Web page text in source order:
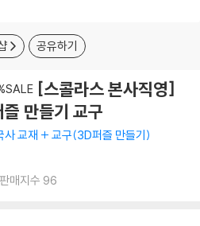
공유하기
[스콜라스 본사직영]
만들기 교구
사 교재 + 교구(3D퍼즐 만들기)
판매지수 96